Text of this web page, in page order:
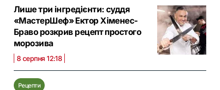
Лише три інгредієнти: суддя
«МастерШеф» Ектор Хіменес-
Браво розкрив рецепт простого
морозива
8 серпня 12:18
Рецепти